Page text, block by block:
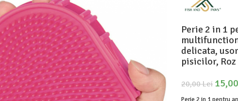
Perie 2 in 1
delicata,
pisicilor, Roz
20,00 Lei
Perie 2 in 1 pentru